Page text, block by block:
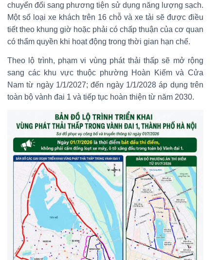
chuyển đổi sang phương tiện sử dụng năng lượng sạch.
Một số loại xe khách trên 16 chỗ và xe tải sẽ được điều
tiết theo khung giờ hoặc phải có chấp thuận của cơ quan
có thẩm quyền khi hoạt động trong thời gian hạn chế.
Theo lộ trình, phạm vi vùng phát thải thấp sẽ mở rộng
sang các khu vực thuộc phường Hoàn Kiếm và Cửa
Nam từ ngày 1/1/2027; đến ngày 1/1/2028 áp dụng trên
toàn bộ vành đai 1 và tiếp tục hoàn thiện từ năm 2030.